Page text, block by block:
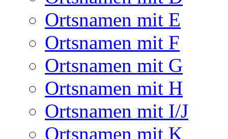
Ortsnamen mit E
Ortsnamen mit F
Ortsnamen mit G
Ortsnamen mit H
Ortsnamen mit I/J
Ortsnamen mit K